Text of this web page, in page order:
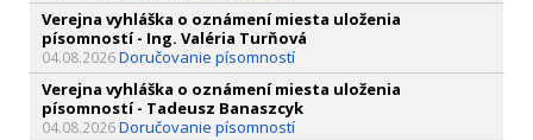
Verejna vyhláška o oznámení miesta uloženia
písomností - Ing. Valéria Turňová
04.08.2026Doručovanie písomností
Verejna vyhláška o oznámení miesta uloženia
písomností - Tadeusz Banaszcyk
04.08.2026Doručovanie písomností